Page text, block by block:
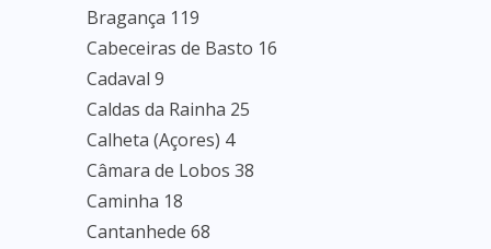
Bragança 119
Cabeceiras de Basto 16
Cadaval 9
Caldas da Rainha 25
Calheta (Açores) 4
Câmara de Lobos 38
Caminha 18
Cantanhede 68